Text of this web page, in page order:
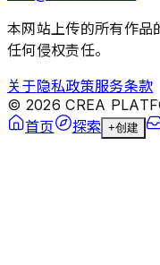
本网站上传的所有作品
任何侵权责任。
关于隐私政策服务条款
© 2026 CREA
首页
探索 +创建